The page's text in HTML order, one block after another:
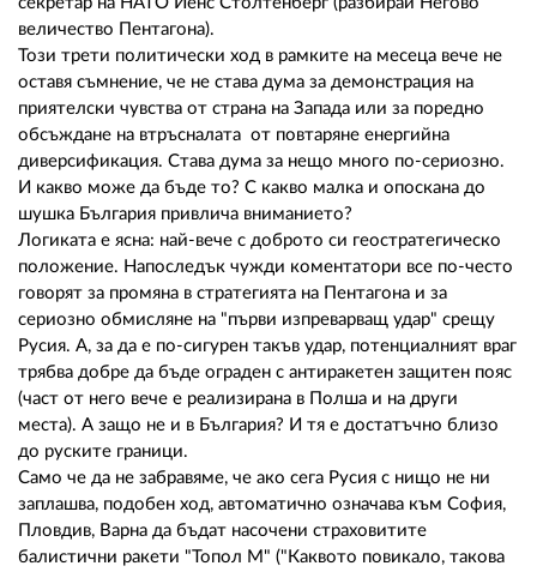
величество Пентагона).
Този трети политически ход в рамките на месеца вече не
оставя съмнение, че не става дума за демонстрация на
приятелски чувства от страна на Запада или за поредно
обсъждане на втръсналата от повтаряне енергийна
диверсификация. Става дума за нещо много по-сериозно.
И какво може да бъде то? С какво малка и опоскана до
шушка България привлича вниманието?
Логиката е ясна: най-вече с доброто си геостратегическо
положение. Напоследък чужди коментатори все по-често
говорят за промяна в стратегията на Пентагона и за
сериозно обмисляне на "първи изпреварващ удар" срещу
Русия. А, за да е по-сигурен такъв удар, потенциалният враг
трябва добре да бъде ограден с антиракетен защитен пояс
(част от него вече е реализирана в Полша и на други
места). А защо не и в България? И тя е достатъчно близо
до руските граници.
Само че да не забравяме, че ако сега Русия с нищо не ни
заплашва, подобен ход, автоматично означава към София,
Пловдив, Варна да бъдат насочени страховитите
балистични ракети "Топол М" ("Каквото повикало, такова
РЕКЛАМА
АБОНАМЕНТ
УСЛОВИЯ ЗА ПОЛЗВАНЕ
ПОЛИТИКА ЗА БИСКВИТКИТЕ
ПОЛИТИКАТА ЗА
ПОВЕРИТЕЛНОСТ
02 975 20 35